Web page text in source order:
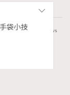
410 views
跨越時
城記憶
袋小技